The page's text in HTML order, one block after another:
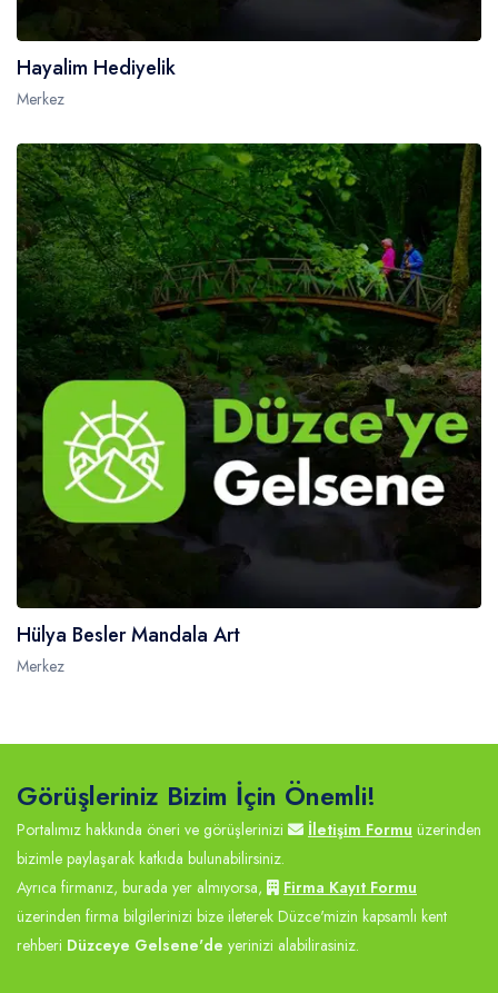
Hayalim Hediyelik
Merkez
Hülya Besler Mandala Art
Merkez
Görüşleriniz Bizim İçin Önemli!
Portalımız hakkında öneri ve görüşlerinizi İletişim Formu üzerinden
bizimle paylaşarak katkıda bulunabilirsiniz.
Ayrıca firmanız, burada yer almıyorsa,
Firma Kayıt Formu
üzerinden firma bilgilerinizi bize ileterek Düzce'mizin kapsamlı kent
rehberi Düzceye Gelsene'de yerinizi alabilirasiniz.